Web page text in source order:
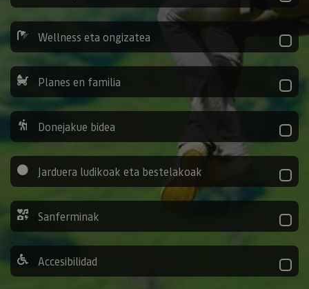
Wellness eta ongizatea
Planes en familia
Donejakue bidea
Jarduera ludikoak eta bestelakoak
Sanferminak
Accesibilidad